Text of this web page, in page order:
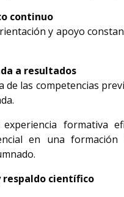
continuo
y apoyo
a resultados
de las competencias
formativa
en una
científico